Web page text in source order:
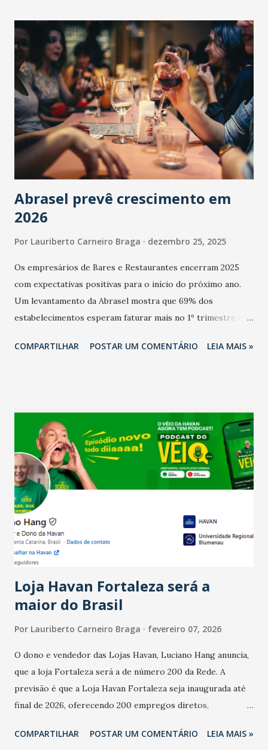
Abrasel prevê crescimento em
2026
Por Lauriberto Carneiro Braga dezembro 25, 2025
Os empresários de Bares e Restaurantes encerram 2025
com expectativas positivas para o início do próximo ano.
Um levantamento da Abrasel mostra que 69% dos
estabelecimentos esperam faturar mais no 1º trimestre de
relação ao último trimestre deste ano, 56% também
confraternizações de fim de ano e pelo pagamento do 13º
Salário para um número maior de trabalhadores, já que o
país tem a menor taxa de desemprego dos anos recentes.
Ainda segundo a Pesquisa, em novembro de 2025, 40% dos
bares e restaurantes operaram com lucro e outros 40%
registraram equilíbrio financeiro. Já o percentual de
estabelecimentos no prejuízo ficou em 19%, pouco abaixo
do observado no mês anterior. Outros 1% não existiam em
novembro. Em relação a outubro, o faturamento também
cresceu. De acordo com a pesquisa, 44% dos n...
COMPARTILHAR POSTAR UM COMENTÁRIO LEIA MAIS »
Loja Havan Fortaleza será a
maior do Brasil
Por Lauriberto Carneiro Braga fevereiro 07, 2026
O dono e vendedor das Lojas Havan, Luciano Hang anuncia,
que a loja Fortaleza será a de número 200 da Rede. A
previsão é que a Loja Havan Fortaleza seja inaugurada até
final de 2026, oferecendo 200 empregos diretos,
Havan Fortaleza ainda não foi anunciada oficialmente, mas
COMPARTILHAR POSTAR UM COMENTÁRIO LEIA MAIS »